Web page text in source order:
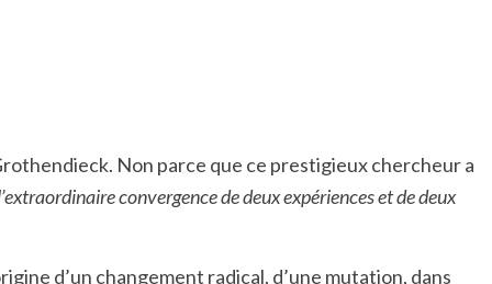
Non parce que ce prestigieux chercheur a
convergence de deux expériences et de deux
d’un changement radical, d’une mutation, dans